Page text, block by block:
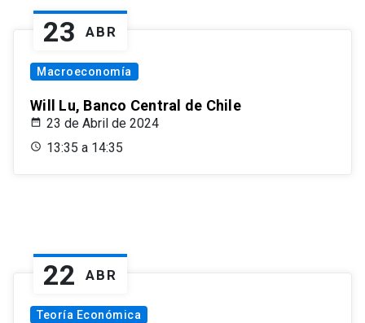
23 ABR
Macroeconomía
Will Lu, Banco Central de Chile
23 de Abril de 2024
13:35 a 14:35
22 ABR
Teoría Económica